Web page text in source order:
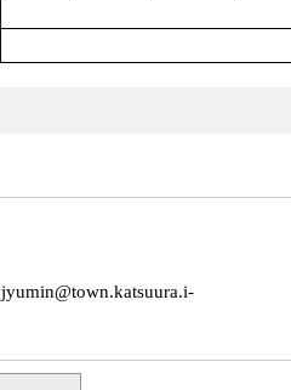
jyumin@town.katsuura.i-